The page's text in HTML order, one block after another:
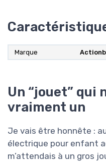
Marque
Un “jouet” qui
vraiment un
Je vais être honnête :
électrique pour enfant
m’attendais à un gros